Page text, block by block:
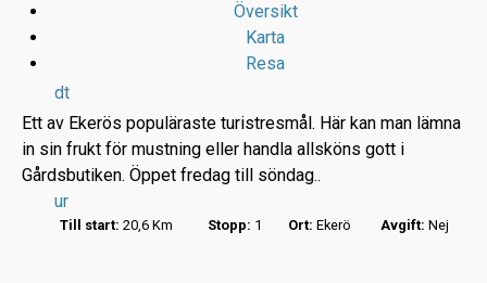
dt
ur
Översikt
Karta
Resa
Ett av Ekerös populäraste turistresmål. Här kan man lämna
in sin frukt för mustning eller handla allsköns gott i
Gårdsbutiken. Öppet fredag till söndag..
Till start: 20,6 Km Stopp: 1 Ort: Ekerö Avgift: Nej